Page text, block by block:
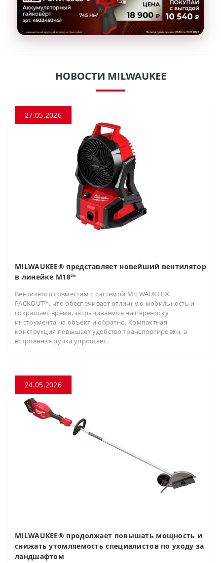
НОВОСТИ MILWAUKEE
27.05.2026
MILWAUKEE® представляет новейший вентилятор
в линейке M18™
Вентилятор совместим с системой MILWAUKEE®
PACKOUT™, что обеспечивает отличную мобильность и
сокращает время, затрачиваемое на переноску
инструмента на объект и обратно. Компактная
конструкция повышает удобство транспортировки, а
встроенная ручка упрощает..
24.05.2026
MILWAUKEE® продолжает повышать мощность и
снижать утомляемость специалистов по уходу за
ландшафтом